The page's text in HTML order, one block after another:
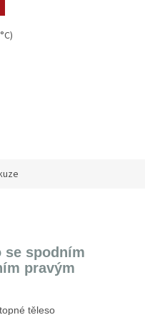
se spodním
pravým
těleso